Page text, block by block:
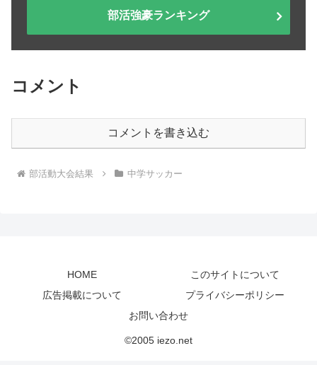
部活強豪ランキング
コメント
コメントを書き込む
部活動大会結果 中学サッカー
HOME
このサイトについて
広告掲載について
プライバシーポリシー
お問い合わせ
©2005 iezo.net